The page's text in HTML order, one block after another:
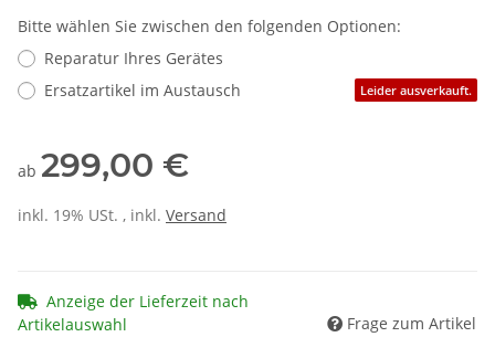
Bitte wählen Sie zwischen den folgenden Optionen:
Reparatur Ihres Gerätes
Ersatzartikel im Austausch
Leider ausverkauft.
ab 299,00 €
inkl. 19% USt. , inkl. Versand
Anzeige der Lieferzeit nach
Artikelauswahl
Frage zum Artikel